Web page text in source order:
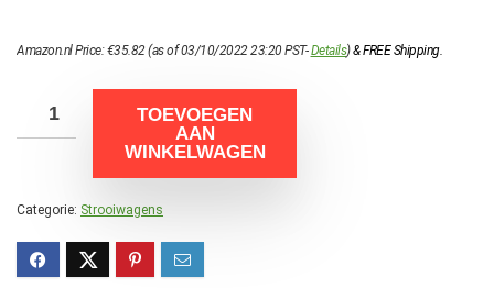
Amazon.nl Price:€35.82 (as of 03/10/2022 23:20 PST-Details)&FREE Shipping.
TOEVOEGEN
AAN
WINKELWAGEN
Categorie: Strooiwagens